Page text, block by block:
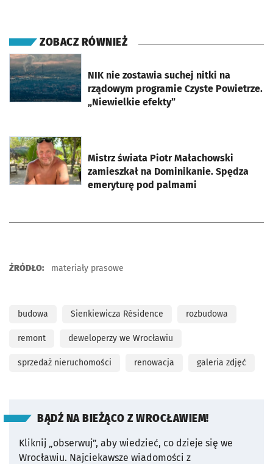
ZOBACZ RÓWNIEŻ
NIK nie zostawia suchej nitki na
rządowym programie Czyste Powietrze.
„Niewielkie efekty”
otworzy się w nowej karcie
Mistrz świata Piotr Małachowski
zamieszkał na Dominikanie. Spędza
emeryturę pod palmami
otworzy się w nowej karcie
ŹRÓDŁO: materiały prasowe
budowa Sienkiewicza Résidence rozbudowa
remont deweloperzy we Wrocławiu
sprzedaż nieruchomości renowacja galeria zdjęć
BĄDŹ NA BIEŻĄCO Z WROCŁAWIEM!
Kliknij „obserwuj”, aby wiedzieć, co dzieje się we
Wrocławiu. Najciekawsze wiadomości z